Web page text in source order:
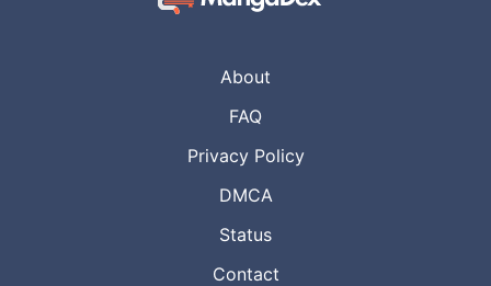
About
FAQ
Privacy Policy
DMCA
Status
Contact